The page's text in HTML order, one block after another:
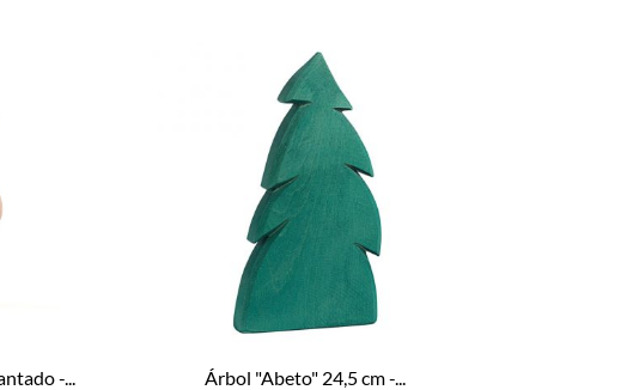
-... Árbol "Abeto" 24,5 cm -...